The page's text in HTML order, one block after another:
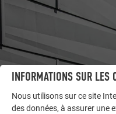
AUTRES BÂTIMENTS
INFORMATIONS SUR LES
Nous utilisons sur ce site
des données, à assurer une